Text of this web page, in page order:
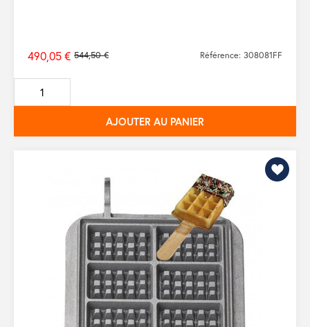
Prix
de
base
544,50 €
490,05 € Référence: 308081FF
AJOUTER AU PANIER